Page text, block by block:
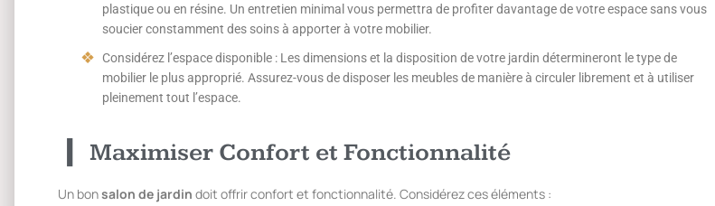
plastique ou en résine. Un entretien minimal vous permettra de profiter davantage de votre espace sans vous
soucier constamment des soins à apporter à votre mobilier.
Considérez l’espace disponible : Les dimensions et la disposition de votre jardin détermineront le type de
mobilier le plus approprié. Assurez-vous de disposer les meubles de manière à circuler librement et à utiliser
pleinement tout l’espace.
Maximiser Confort et Fonctionnalité
Un bonsalon de jardin doit offrir confort et fonctionnalité. Considérez ces éléments :